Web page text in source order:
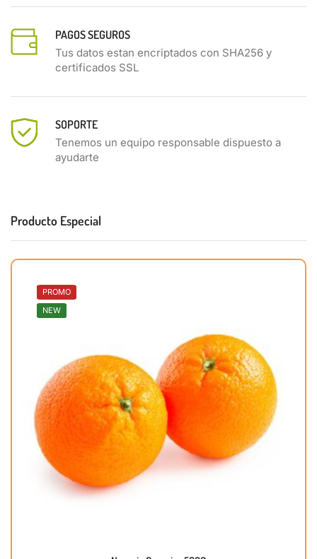
PAGOS SEGUROS
Tus datos estan encriptados con SHA256 y
certificados SSL
SOPORTE
Tenemos un equipo responsable dispuesto a
ayudarte
Producto Especial
PROMO
NEW